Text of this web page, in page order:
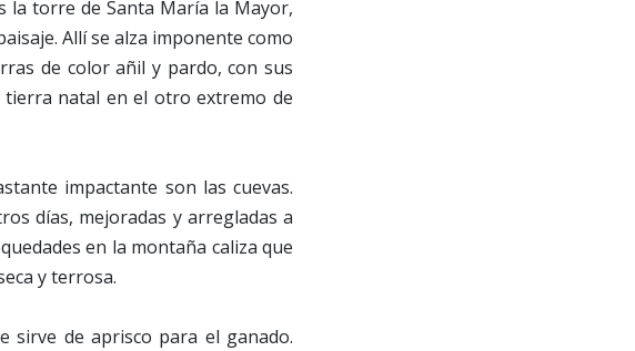
la torre de Santa María la Mayor,
Allí se alza imponente como
de color añil y pardo, con sus
tierra natal en el otro extremo de
impactante son las cuevas.
días, mejoradas y arregladas a
en la montaña caliza que
y terrosa.
sirve de aprisco para el ganado.